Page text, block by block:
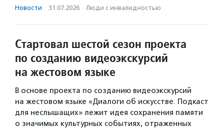
Новости · 31.07.2026 · Люди с инвалидностью
Стартовал шестой сезон проекта
по созданию видеоэкскурсий
на жестовом языке
В основе проекта по созданию видеоэкскурсий
на жестовом языке «Диалоги об искусстве. Подкаст
для неслышащих» лежит идея сохранения памяти
о значимых культурных событиях, отраженных